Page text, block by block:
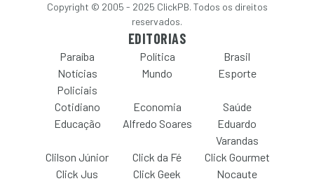
Copyright © 2005 - 2025 ClickPB. Todos os direitos
reservados.
EDITORIAS
Paraíba Política
Brasil
Notícias
Policiais
Mundo Esporte
Cotidiano Economia
Saúde
Educação
Alfredo Soares
Eduardo
Varandas
Clilson Júnior
Click da Fé
Click Gourmet
Click Jus
Click Geek Nocaute